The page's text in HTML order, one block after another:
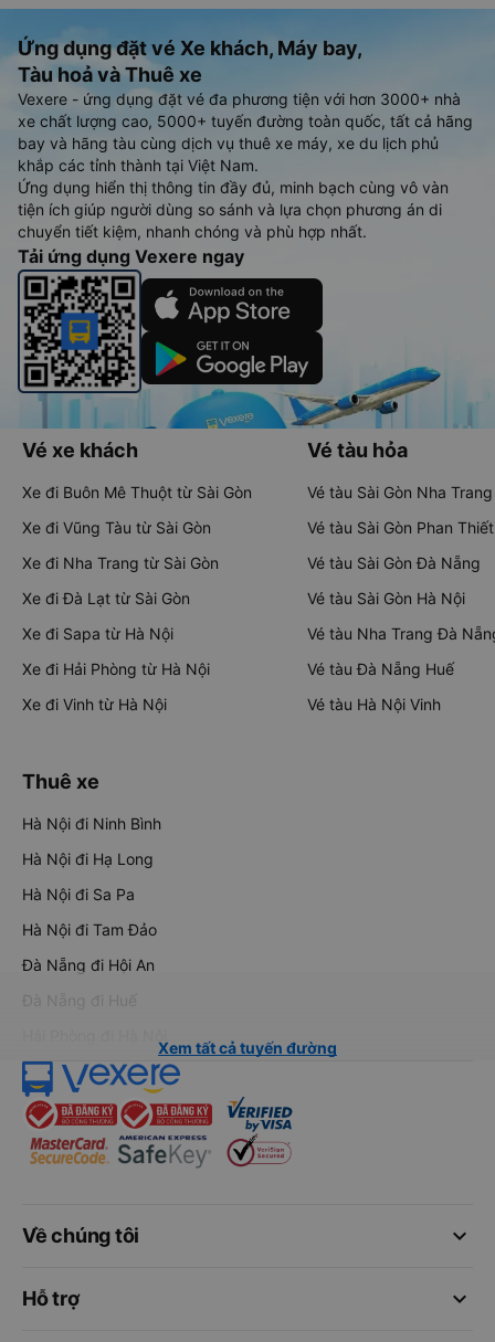
Ứng dụng đặt vé Xe khách, Máy bay,
Tàu hoả và Thuê xe
Vexere - ứng dụng đặt vé đa phương tiện với hơn 3000+ nhà
xe chất lượng cao, 5000+ tuyến đường toàn quốc, tất cả hãng
bay và hãng tàu cùng dịch vụ thuê xe máy, xe du lịch phủ
khắp các tỉnh thành tại Việt Nam.
Ứng dụng hiển thị thông tin đầy đủ, minh bạch cùng vô vàn
tiện ích giúp người dùng so sánh và lựa chọn phương án di
chuyển tiết kiệm, nhanh chóng và phù hợp nhất.
Tải ứng dụng Vexere ngay
Vé xe khách
Xe đi Buôn Mê Thuột từ Sài Gòn
Xe đi Vũng Tàu từ Sài Gòn
Xe đi Nha Trang từ Sài Gòn
Xe đi Đà Lạt từ Sài Gòn
Xe đi Sapa từ Hà Nội
Xe đi Hải Phòng từ Hà Nội
Xe đi Vinh từ Hà Nội
Vé tàu hỏa
Vé tàu Sài Gòn Nha Trang
Vé tàu Sài Gòn Phan Thiết
Vé tàu Sài Gòn Đà Nẵng
Vé tàu Sài Gòn Hà Nội
Vé tàu Nha Trang Đà
Vé tàu Đà Nẵng Huế
Vé tàu Hà Nội Vinh
Thuê xe
Hà Nội đi Ninh Bình
Hà Nội đi Hạ Long
Hà Nội đi Sa Pa
Hà Nội đi Tam Đảo
Đà Nẵng đi Hội An
Đà Nẵng đi Huế
Xem tất cả tuyến đường
keyboard_arrow_down
Về chúng tôi
keyboard_arrow_down
Hỗ trợ